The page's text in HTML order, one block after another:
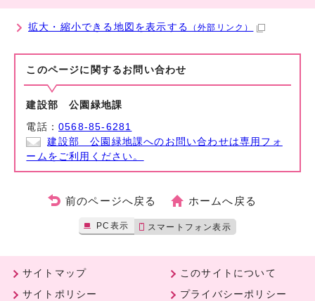
拡大・縮小できる地図を表示する （外部リンク）
このページに関する お問い合わせ
建設部 公園緑地課
電話：0568-85-6281
建設部 公園緑地課へのお問い合わせは専用フォ
ームをご利用ください。
前のページへ戻る ホームへ戻る
PC表示 スマートフォン表示
サイトマップ
このサイトについて
サイトポリシー
プライバシーポリシー